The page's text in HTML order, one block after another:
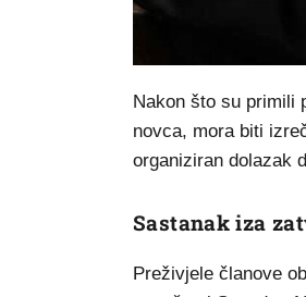
Nakon što su primili
novca, mora biti
organiziran dolazak
Sastanak iza
Preživjele članove